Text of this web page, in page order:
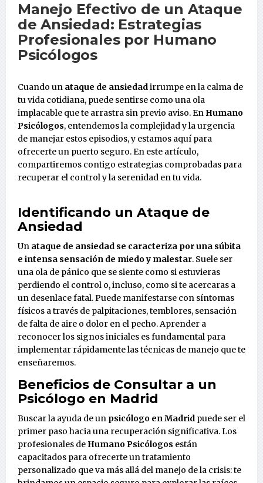
Manejo Efectivo de un Ataque
de Ansiedad: Estrategias
Profesionales por Humano
Psicólogos
Cuando un ataque de ansiedadirrumpe en la calma de
tu vida cotidiana, puede sentirse como una ola
implacable que te arrastra sin previo aviso. En Humano
Psicólogos, entendemos la complejidad y la urgencia
de manejar estos episodios, y estamos aquí para
ofrecerte un puerto seguro. En este artículo,
compartiremos contigo estrategias comprobadas para
recuperar el control y la serenidad en tu vida.
Identificando un Ataque de
Ansiedad
Un ataque de ansiedad se caracteriza por una súbita
e intensa sensación de miedo y malestar. Suele ser
una ola de pánico que se siente como si estuvieras
perdiendo el control o, incluso, como si te acercaras a
un desenlace fatal. Puede manifestarse con síntomas
físicos a través de palpitaciones, temblores, sensación
de falta de aire o dolor en el pecho. Aprender a
reconocer los signos iniciales es fundamental para
implementar rápidamente las técnicas de manejo que te
enseñaremos.
Beneficios de Consultar a un
Psicólogo en Madrid
Buscar la ayuda de un psicólogo en Madrid puede ser el
primer paso hacia una recuperación significativa. Los
profesionales de Humano Psicólogos están
capacitados para ofrecerte un tratamiento
personalizado que va más allá del manejo de la crisis: te